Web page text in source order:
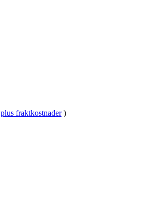
plus fraktkostnader )